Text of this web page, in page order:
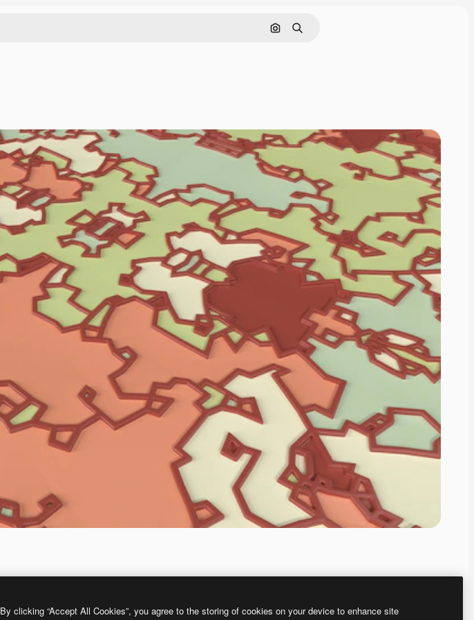
画像で検索
検索
By clicking “Accept All Cookies”, you agree to the storing of cookies on your device to enhance site